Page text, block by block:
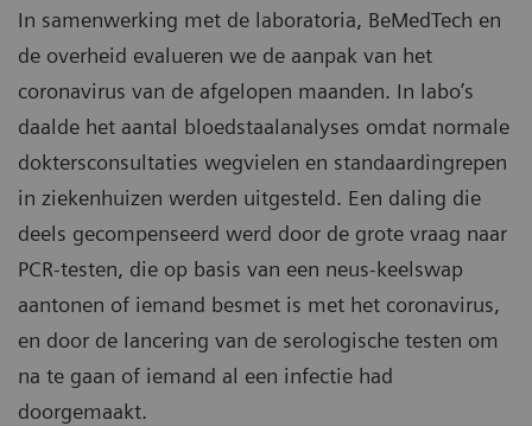
In samenwerking met de laboratoria, BeMedTech en
de overheid evalueren we de aanpak van het
coronavirus van de afgelopen maanden. In labo’s
daalde het aantal bloedstaalanalyses omdat normale
doktersconsultaties wegvielen en standaardingrepen
in ziekenhuizen werden uitgesteld. Een daling die
deels gecompenseerd werd door de grote vraag naar
PCR-testen, die op basis van een neus-keelswap
aantonen of iemand besmet is met het coronavirus,
en door de lancering van de serologische testen om
na te gaan of iemand al een infectie had
doorgemaakt.